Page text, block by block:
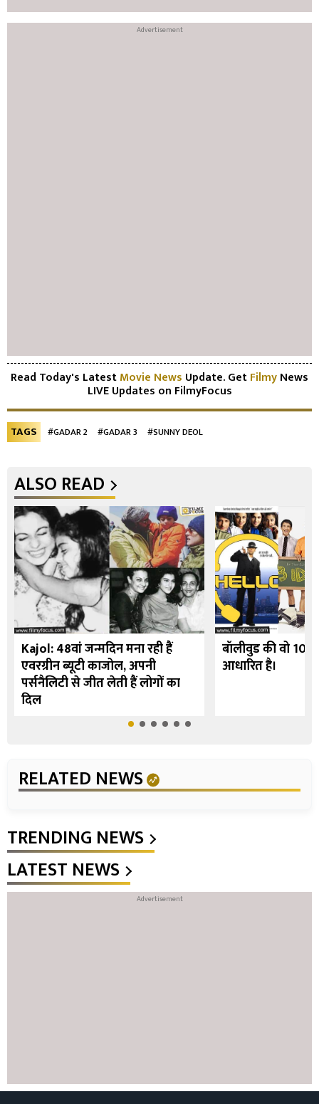
Read Today's LatestMovie News Update. GetFilmyNews
LIVE Updates on FilmyFocus
TAGS #GADAR 2 #GADAR 3 #SUNNY DEOL
ALSO READ
Kajol: 48वां जन्मदिन मना रही हैं
एवरग्रीन ब्यूटी काजोल, अपनी
पर्सनैलिटी से जीत लेती हैं लोगों का
दिल
बॉलीवुड की वो 10
आधारित है।
RELATED NEWS
TRENDING NEWS
LATEST NEWS